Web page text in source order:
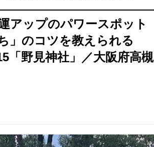
アップのパワースポット
」のコツを教えられる
「野見神社」／大阪府高槻